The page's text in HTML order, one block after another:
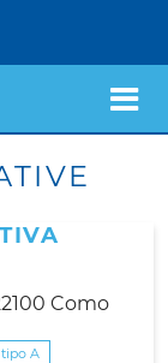
Como
A